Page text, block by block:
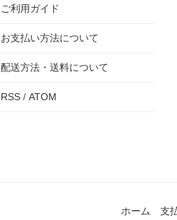
ご利用ガイド
お支払い方法について
配送方法・送料について
RSS / ATOM
ホーム 支